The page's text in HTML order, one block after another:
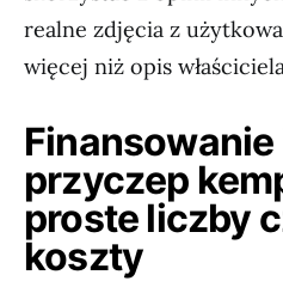
realne zdjęcia z
więcej niż opis
Finansowanie
przyczep
proste liczby
koszty